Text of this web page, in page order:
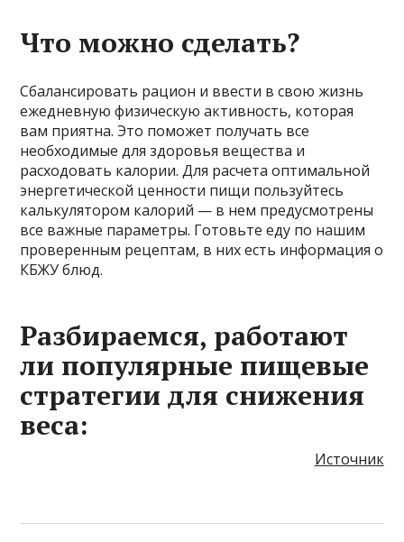
Что можно сделать?
Сбалансировать рацион и ввести в свою жизнь
ежедневную физическую активность, которая
вам приятна. Это поможет получать все
необходимые для здоровья вещества и
расходовать калории. Для расчета оптимальной
энергетической ценности пищи пользуйтесь
калькулятором калорий — в нем предусмотрены
все важные параметры. Готовьте еду по нашим
проверенным рецептам, в них есть информация о
КБЖУ блюд.
Разбираемся, работают
ли популярные пищевые
стратегии для снижения
веса:
Источник